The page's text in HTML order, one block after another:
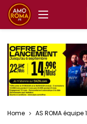
Home AS ROMA équipe 1